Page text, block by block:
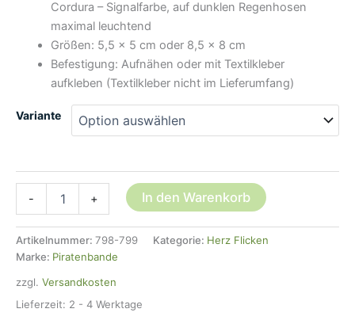
Cordura – Signalfarbe, auf dunklen Regenhosen
maximal leuchtend
Größen: 5,5 × 5 cm oder 8,5 × 8 cm
Befestigung: Aufnähen oder mit Textilkleber
aufkleben (Textilkleber nicht im Lieferumfang)
Variante
-
gelb,
2
Menge
+ In den Warenkorb
Artikelnummer: 798-799 Kategorie: Herz Flicken
Marke: Piratenbande
zzgl. Versandkosten
Lieferzeit: 2 - 4 Werktage